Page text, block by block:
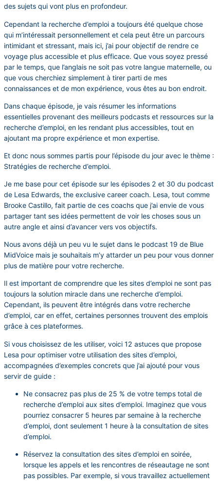
des sujets qui vont plus en profondeur.
Cependant la recherche d’emploi a toujours été quelque chose
qui m’intéressait personnellement et cela peut être un parcours
intimidant et stressant, mais ici, j’ai pour objectif de rendre ce
voyage plus accessible et plus efficace. Que vous soyez pressé
par le temps, que l’anglais ne soit pas votre langue maternelle, ou
que vous cherchiez simplement à tirer parti de mes
connaissances et de mon expérience, vous êtes au bon endroit.
Dans chaque épisode, je vais résumer les informations
essentielles provenant des meilleurs podcasts et ressources sur la
recherche d’emploi, en les rendant plus accessibles, tout en
ajoutant ma propre expérience et mon expertise.
Et donc nous sommes partis pour l’épisode du jour avec le thème :
Stratégies de recherche d’emploi.
Je me base pour cet épisode sur les épisodes 2 et 30 du podcast
de Lesa Edwards, the exclusive career coach. Lesa, tout comme
Brooke Castillo, fait partie de ces coachs que j’ai envie de vous
partager tant ses idées permettent de voir les choses sous un
autre angle et ainsi d’avancer vers vos objectifs.
Nous avons déjà un peu vu le sujet dans le podcast 19 de Blue
MidVoice mais je souhaitais m’y attarder un peu pour vous donner
plus de matière pour votre recherche.
Il est important de comprendre que les sites d’emploi ne sont pas
toujours la solution miracle dans une recherche d’emploi.
Cependant, ils peuvent être intégrés dans votre recherche
d’emploi, car en effet, certaines personnes trouvent des emplois
grâce à ces plateformes.
Si vous choisissez de les utiliser, voici 12 astuces que propose
Lesa pour optimiser votre utilisation des sites d’emploi,
accompagnées d’exemples concrets que j’ai ajouté pour vous
servir de guide :
Ne consacrez pas plus de 25 % de votre temps total de
recherche d’emploi aux sites d’emploi. Imaginez que vous
pourriez consacrer 5 heures par semaine à la recherche
d’emploi, dont seulement 1 heure à la consultation de sites
d’emploi.
Réservez la consultation des sites d’emploi en soirée,
lorsque les appels et les rencontres de réseautage ne sont
pas possibles. Par exemple, si vous travaillez actuellement